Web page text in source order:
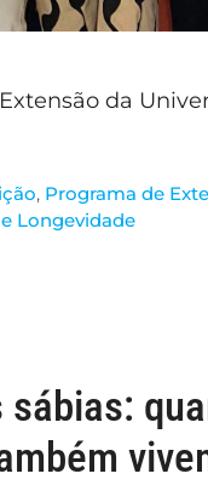
da
, Programa de
Longevidade